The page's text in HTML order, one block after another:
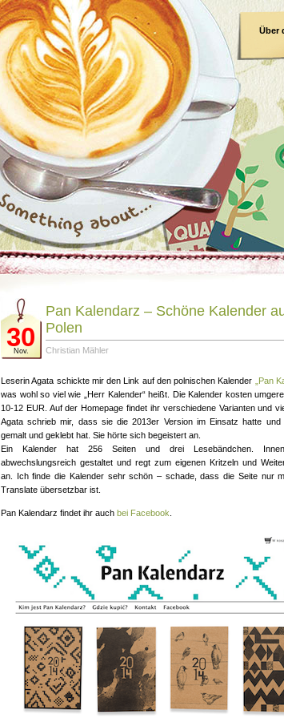
Über
30
Nov.
Pan Kalendarz – Schöne Kalender
Polen
Christian Mähler
Leserin Agata schickte mir den Link auf den polnischen Kalender „Pan
was wohl so viel wie „Herr Kalender“ heißt. Die Kalender kosten
10-12 EUR. Auf der Homepage findet ihr verschiedene Varianten und
Agata schrieb mir, dass sie die 2013er Version im Einsatz hatte und
gemalt und geklebt hat. Sie hörte sich begeistert an.
Ein Kalender hat 256 Seiten und drei Lesebändchen.
abwechslungsreich gestaltet und regt zum eigenen Kritzeln und
an. Ich finde die Kalender sehr schön – schade, dass die Seite nur
Translate übersetzbar ist.
Pan Kalendarz findet ihr auch bei Facebook